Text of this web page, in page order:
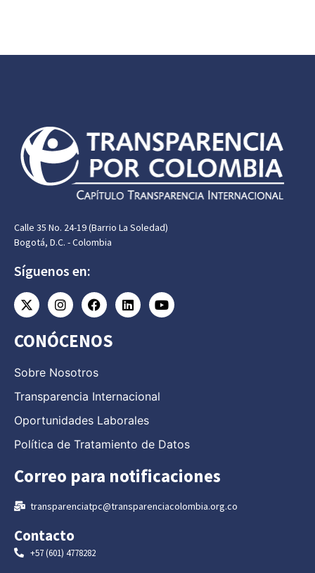
Calle 35 No. 24-19 (Barrio La Soledad)
Bogotá, D.C. - Colombia
Síguenos en:
CONÓCENOS
Sobre Nosotros
Transparencia Internacional
Oportunidades Laborales
Política de Tratamiento de Datos
Correo para notificaciones
transparenciatpc@transparenciacolombia.org.co
Contacto
+57 (601) 4778282